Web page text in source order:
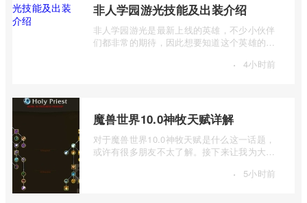
非人学园游光技能及出装介绍
非人学园游光是最新上线的英雄，不少小伙伴
们都非常的期待，因此想要知道这个英雄的技
· 4小时前
魔兽世界10.0神牧天赋详解
对于魔兽世界10.0神牧天赋是什么这一话题，
或许有很多朋友不太了解。接下来让我为大家
· 5小时前